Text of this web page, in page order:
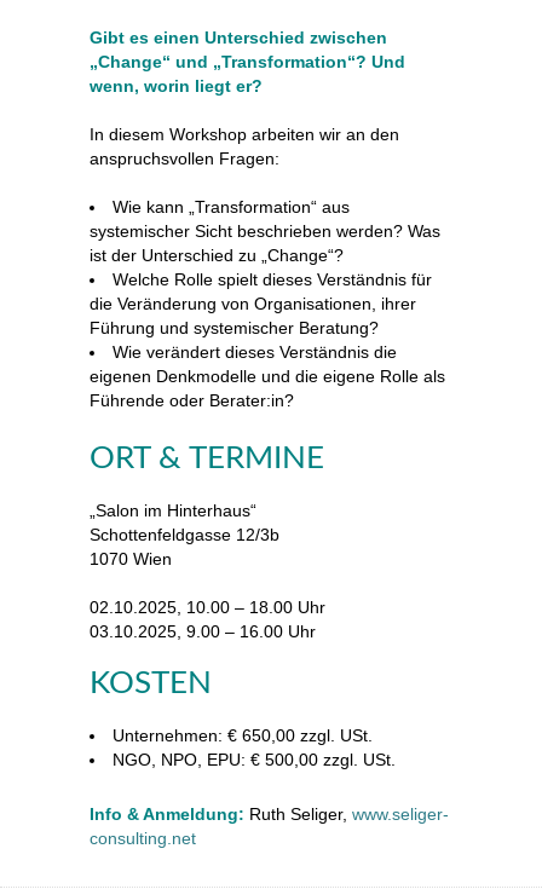
Gibt es einen Unterschied zwischen
„Change“ und „Transformation“? Und
wenn, worin liegt er?
In diesem Workshop arbeiten wir an den
anspruchsvollen Fragen:
Wie kann „Transformation“ aus
systemischer Sicht beschrieben werden? Was
ist der Unterschied zu „Change“?
Welche Rolle spielt dieses Verständnis für
die Veränderung von Organisationen, ihrer
Führung und systemischer Beratung?
Wie verändert dieses Verständnis die
eigenen Denkmodelle und die eigene Rolle als
Führende oder Berater:in?
ORT & TERMINE
„Salon im Hinterhaus“
Schottenfeldgasse 12/3b
1070 Wien
02.10.2025, 10.00 – 18.00 Uhr
03.10.2025, 9.00 – 16.00 Uhr
KOSTEN
Unternehmen: € 650,00 zzgl. USt.
NGO, NPO, EPU: € 500,00 zzgl. USt.
Info & Anmeldung: Ruth Seliger, www.seliger-
consulting.net